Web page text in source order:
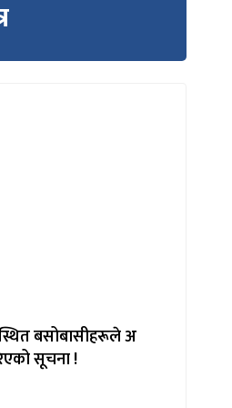
बसोबासीहरूले अ
सूचना !